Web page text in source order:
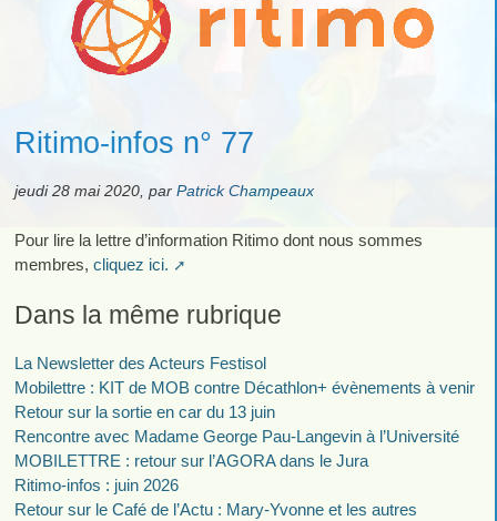
Ritimo-infos n° 77
jeudi 28 mai 2020, par Patrick Champeaux
Pour lire la lettre d’information Ritimo dont nous sommes
membres, cliquez ici.
Dans la même rubrique
La Newsletter des Acteurs Festisol
Mobilettre : KIT de MOB contre Décathlon+ évènements à venir
Retour sur la sortie en car du 13 juin
Rencontre avec Madame George Pau-Langevin à l’Université
MOBILETTRE : retour sur l’AGORA dans le Jura
Ritimo-infos : juin 2026
Retour sur le Café de l’Actu : Mary-Yvonne et les autres